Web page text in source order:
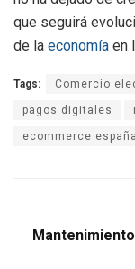
que seguirá
de la economía en
Tags: Comercio
pagos digitales
ecommerce españa